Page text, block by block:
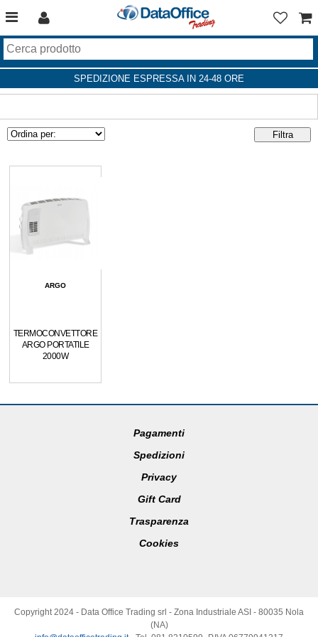
SPEDIZIONE ESPRESSA IN 24-48 ORE
ARGO
TERMOCONVETTORE
ARGO PORTATILE
2000W
Pagamenti
Spedizioni
Privacy
Gift Card
Trasparenza
Cookies
Copyright 2024 - Data Office Trading srl - Zona Industriale ASI - 80035 Nola
(NA)